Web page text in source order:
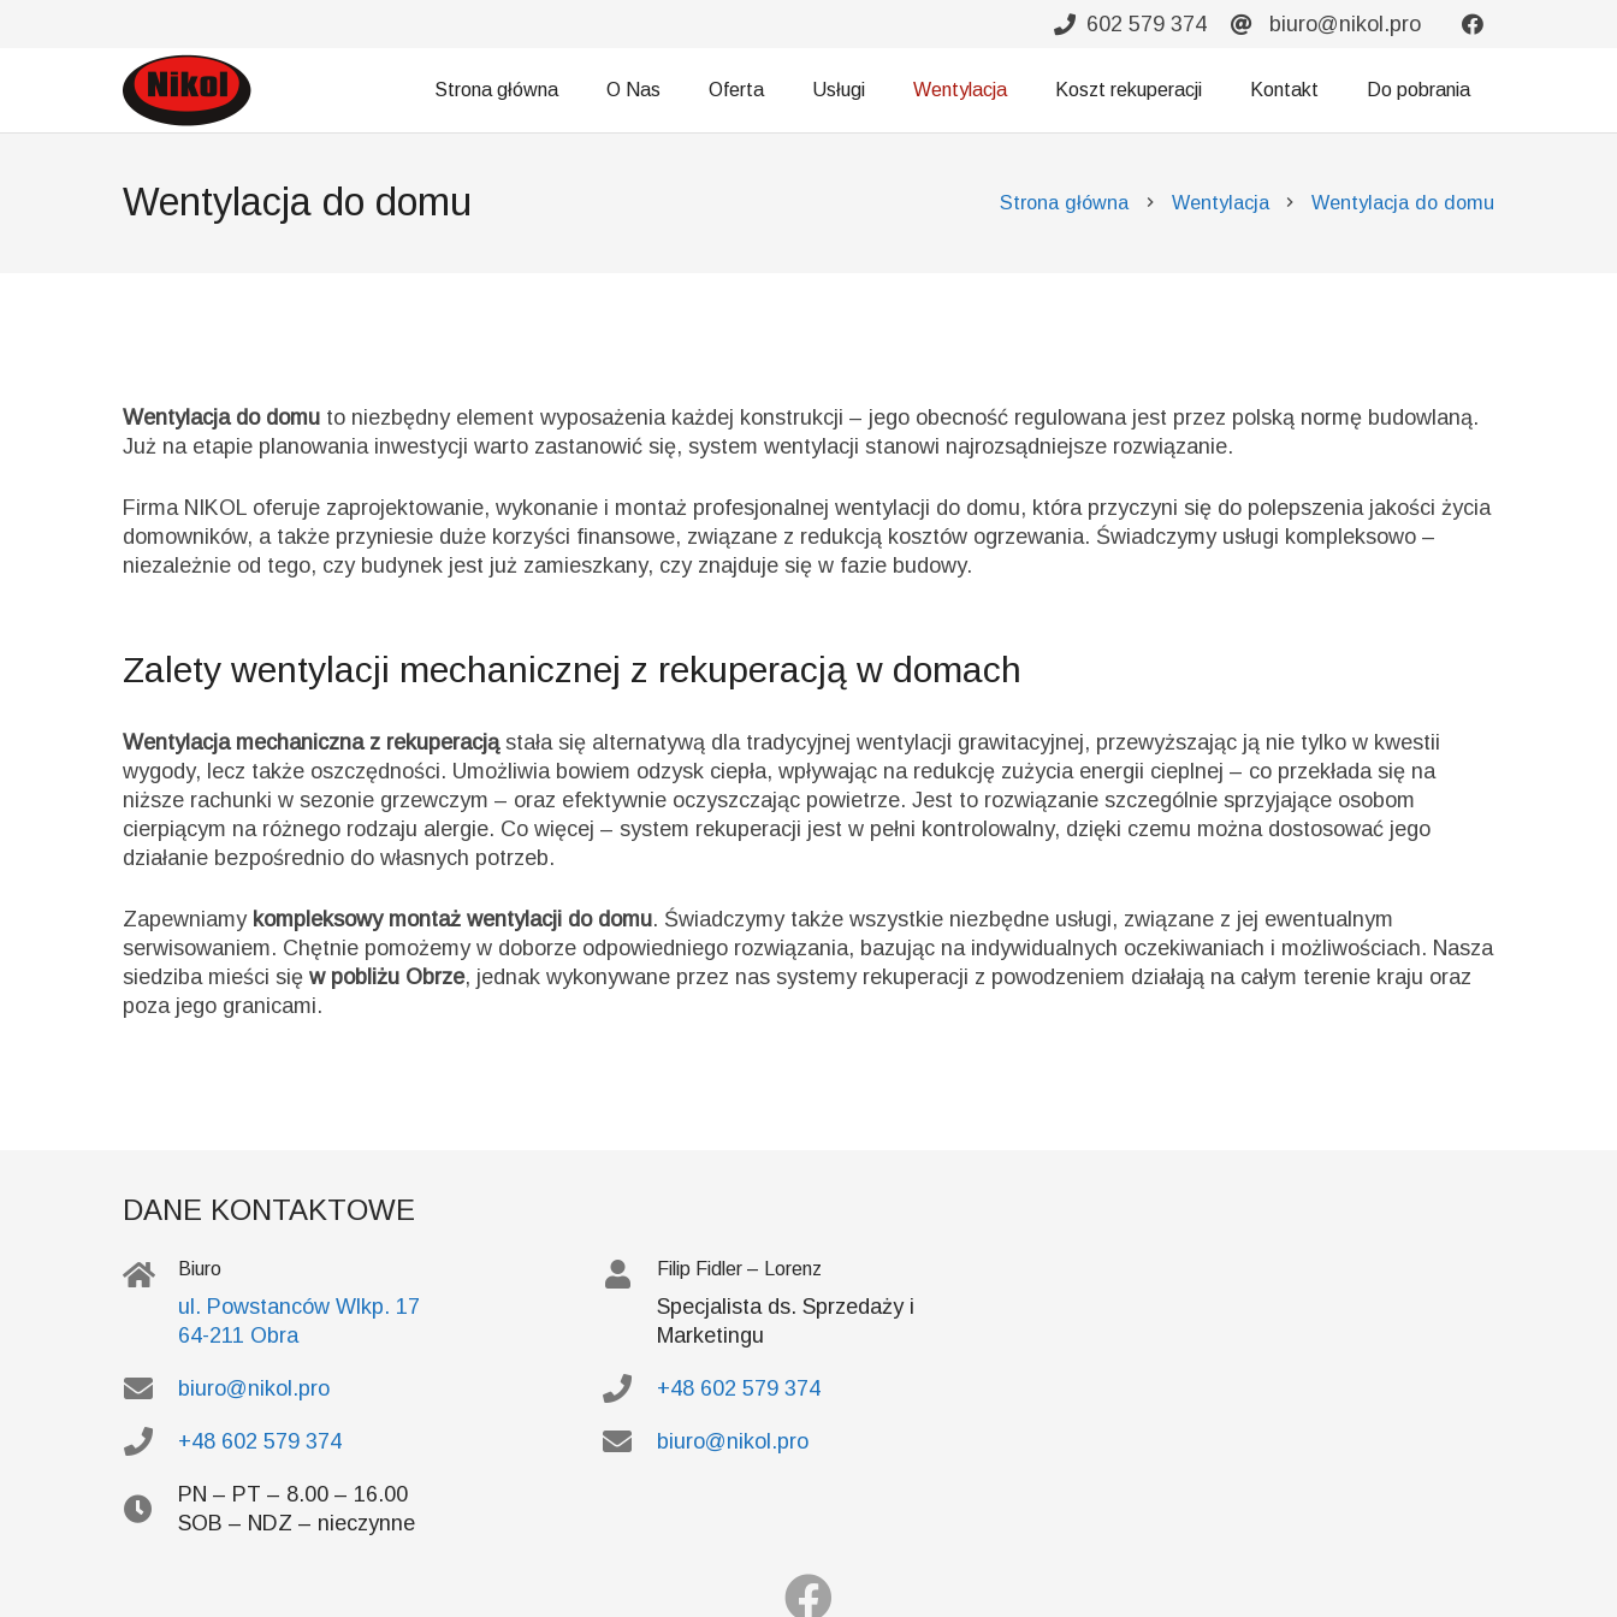
602 579 374 biuro@nikol.pro
Strona główna O Nas Oferta Usługi Wentylacja Koszt rekuperacji Kontakt Do pobrania
Wentylacja do domu Strona główna chevron_right Wentylacja chevron_right Wentylacja do domu
Wentylacja do domu to niezbędny element wyposażenia każdej konstrukcji – jego obecność regulowana jest przez polską normę budowlaną.
Już na etapie planowania inwestycji warto zastanowić się, system wentylacji stanowi najrozsądniejsze rozwiązanie.
Firma NIKOL oferuje zaprojektowanie, wykonanie i montaż profesjonalnej wentylacji do domu, która przyczyni się do polepszenia jakości życia
domowników, a także przyniesie duże korzyści finansowe, związane z redukcją kosztów ogrzewania. Świadczymy usługi kompleksowo –
niezależnie od tego, czy budynek jest już zamieszkany, czy znajduje się w fazie budowy.
Zalety wentylacji mechanicznej z rekuperacją w domach
Wentylacja mechaniczna z rekuperacjąstała się alternatywą dla tradycyjnej wentylacji grawitacyjnej, przewyższając ją nie tylko w kwestii
wygody, lecz także oszczędności. Umożliwia bowiem odzysk ciepła, wpływając na redukcję zużycia energii cieplnej – co przekłada się na
niższe rachunki w sezonie grzewczym – oraz efektywnie oczyszczając powietrze. Jest to rozwiązanie szczególnie sprzyjające osobom
cierpiącym na różnego rodzaju alergie. Co więcej – system rekuperacji jest w pełni kontrolowalny, dzięki czemu można dostosować jego
działanie bezpośrednio do własnych potrzeb.
Zapewniamy kompleksowy montaż wentylacji do domu. Świadczymy także wszystkie niezbędne usługi, związane z jej ewentualnym
serwisowaniem. Chętnie pomożemy w doborze odpowiedniego rozwiązania, bazując na indywidualnych oczekiwaniach i możliwościach. Nasza
siedziba mieści się w pobliżu Obrze, jednak wykonywane przez nas systemy rekuperacji z powodzeniem działają na całym terenie kraju oraz
poza jego granicami.
DANE KONTAKTOWE
Biuro
ul. Powstanców Wlkp. 17
64-211 Obra
biuro@nikol.pro
+48 602 579 374
PN – PT – 8.00 – 16.00
SOB – NDZ – nieczynne
Filip Fidler – Lorenz
Specjalista ds. Sprzedaży i
Marketingu
+48 602 579 374
biuro@nikol.pro